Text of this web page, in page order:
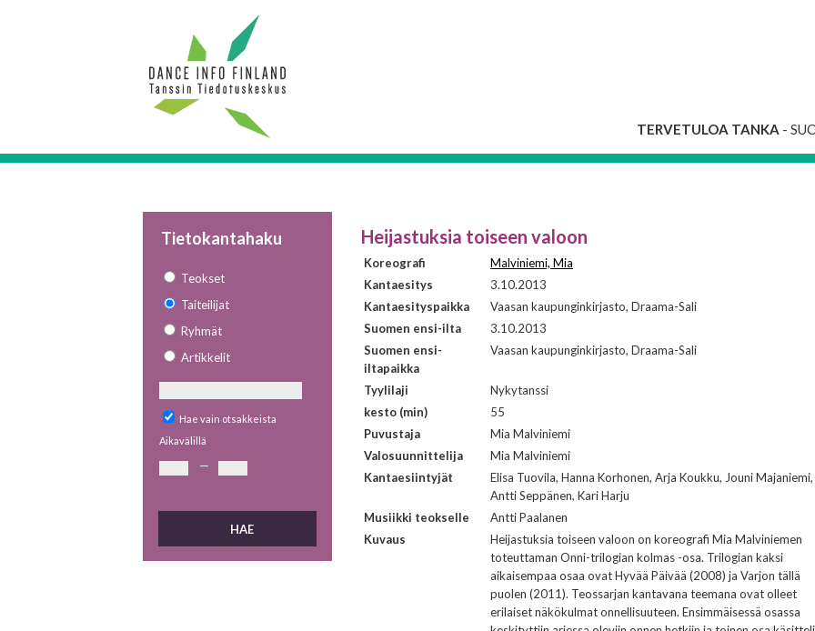
TERVETULOA TANKA -
Tietokantahaku
Teokset
Taiteilijat
Ryhmät
Artikkelit
Hae vain otsakkeista
Aikavälillä
—
Heijastuksia toiseen valoon
Koreografi
Malviniemi, Mia
Kantaesitys
3.10.2013
Kantaesityspaikka
Vaasan kaupunginkirjasto, Draama-Sali
Suomen ensi-ilta
3.10.2013
Suomen ensi-
iltapaikka
Vaasan kaupunginkirjasto, Draama-Sali
Tyylilaji
Nykytanssi
kesto (min)
55
Puvustaja
Mia Malviniemi
Valosuunnittelija
Mia Malviniemi
Kantaesiintyjät
Elisa Tuovila, Hanna Korhonen, Arja Koukku, Jouni Majaniemi,
Antti Seppänen, Kari Harju
Musiikki teokselle
Antti Paalanen
Kuvaus
Heijastuksia toiseen valoon on koreografi Mia Malviniemen
toteuttaman Onni-trilogian kolmas -osa. Trilogian kaksi
aikaisempaa osaa ovat Hyvää Päivää (2008) ja Varjon tällä
puolen (2011). Teossarjan kantavana teemana ovat olleet
erilaiset näkökulmat onnellisuuteen. Ensimmäisessä osassa